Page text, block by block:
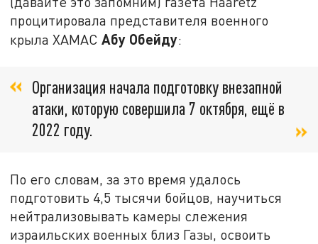
процитировала представителя военного
крыла ХАМАСАбу Обейду:
Организация начала подготовку внезапной
атаки, которую совершила 7 октября, ещё в
2022 году.
По его словам, за это время удалось
подготовить 4,5 тысячи бойцов, научиться
нейтрализовывать камеры слежения
израильских военных близ Газы, освоить